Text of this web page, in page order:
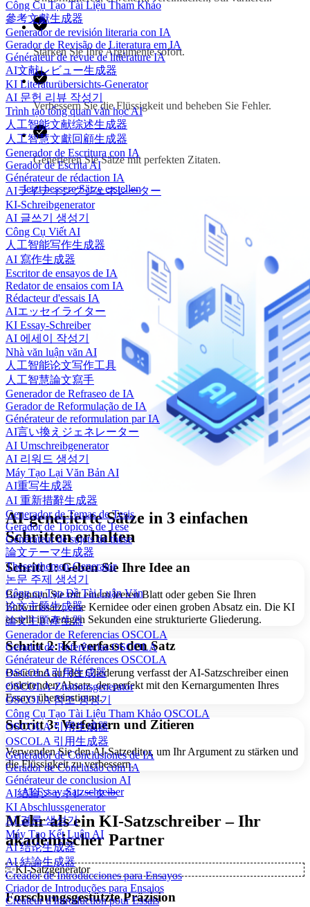
Công Cụ Tạo Tài Liệu Tham Khảo
參考文獻生成器
Generador de revisión literaria con IA
Gerador de Revisão de Literatura em IA
Générateur de revue de littérature IA
AI文献レビュー生成器
KI Literaturübersichts-Generator
AI 문헌 리뷰 작성기
Trình tạo tổng quan văn học AI
人工智能文献综述生成器
人工智慧文獻回顧生成器
Generador de Escritura con IA
Gerador de Escrita AI
Générateur de rédaction IA
AIライティングジェネレーター
KI-Schreibgenerator
AI 글쓰기 생성기
Công Cụ Viết AI
人工智能写作生成器
AI 寫作生成器
Escritor de ensayos de IA
Redator de ensaios com IA
Rédacteur d'essais IA
AIエッセイライター
KI Essay-Schreiber
AI 에세이 작성기
Nhà văn luận văn AI
人工智能论文写作工具
人工智慧論文寫手
Generador de Refraseo de IA
Gerador de Reformulação de IA
Générateur de reformulation par IA
AI言い換えジェネレーター
AI Umschreibgenerator
AI 리워드 생성기
Máy Tạo Lại Văn Bản AI
AI重写生成器
AI 重新措辭生成器
Generador de Temas de Tesis
Gerador de Tópicos de Tese
Générateur de sujets de thèse
論文テーマ生成器
Thesenthemen-Generator
논문 주제 생성기
Công cụ Tạo Đề Tài Luận Văn
论文主题生成器
論文主題產生器
Generador de Referencias OSCOLA
Gerador de Referências OSCOLA
Générateur de Références OSCOLA
OSCOLA引用生成器
OSCOLA-Zitationsgenerator
OSCOLA 참조 생성기
Công Cụ Tạo Tài Liệu Tham Khảo OSCOLA
OSCOLA 引用生成器
OSCOLA 引用生成器
Generador de Conclusiones de IA
Gerador de Conclusão com IA
Générateur de conclusion AI
AI結論ジェネレーター
KI Abschlussgenerator
AI 결론 생성기
Máy Tạo Kết Luận AI
AI 结论生成器
AI 結論生成器
Creador de Introducciones para Ensayos
Criador de Introduções para Ensaios
Créateur d'Introduction pour Essais
Stärken Sie Ihre Argumente sofort.
Verbessern Sie die Flüssigkeit und beheben Sie Fehler.
Generieren Sie Sätze mit perfekten Zitaten.
Jetzt bessere Sätze erstellen
AI-generierte Sätze in 3 einfachen
Schritten erhalten
Schritt 1: Geben Sie Ihre Idee an
Beginnen Sie mit einem leeren Blatt oder geben Sie Ihren
Entwurfssatz, eine Kernidee oder einen groben Absatz ein. Die KI
erstellt in wenigen Sekunden eine strukturierte Gliederung.
Schritt 2: KI verfasst den Satz
Basierend auf der Gliederung verfasst der AI-Satzschreiber einen
einleitenden Absatz, der perfekt mit den Kernargumenten Ihres
Essays übereinstimmt.
Schritt 3: Verfeinern und Zitieren
Verwenden Sie den AI-Satzeditor, um Ihr Argument zu stärken und
die Flüssigkeit zu verbessern.
AI-Essay-Satzschreiber
Mehr als ein KI-Satzschreiber – Ihr
akademischer Partner
✨KI-Satzgenerator
Forschungsgestützte Präzision